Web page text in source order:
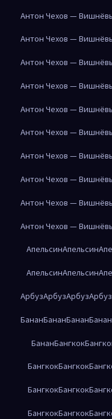
Антон Чехов —
Антон Чехов —
Антон Чехов —
Антон Чехов —
Антон Чехов —
Антон Чехов —
Антон Чехов —
Антон Чехов —
Антон Чехов —
Антон Чехов —
АпельсинАпельсин
АпельсинАпельсин
АрбузАрбузАрбузАрбуз
БананБананБананБанан
БананБангкок
БангкокБангкок
БангкокБангкок
БангкокБангкок